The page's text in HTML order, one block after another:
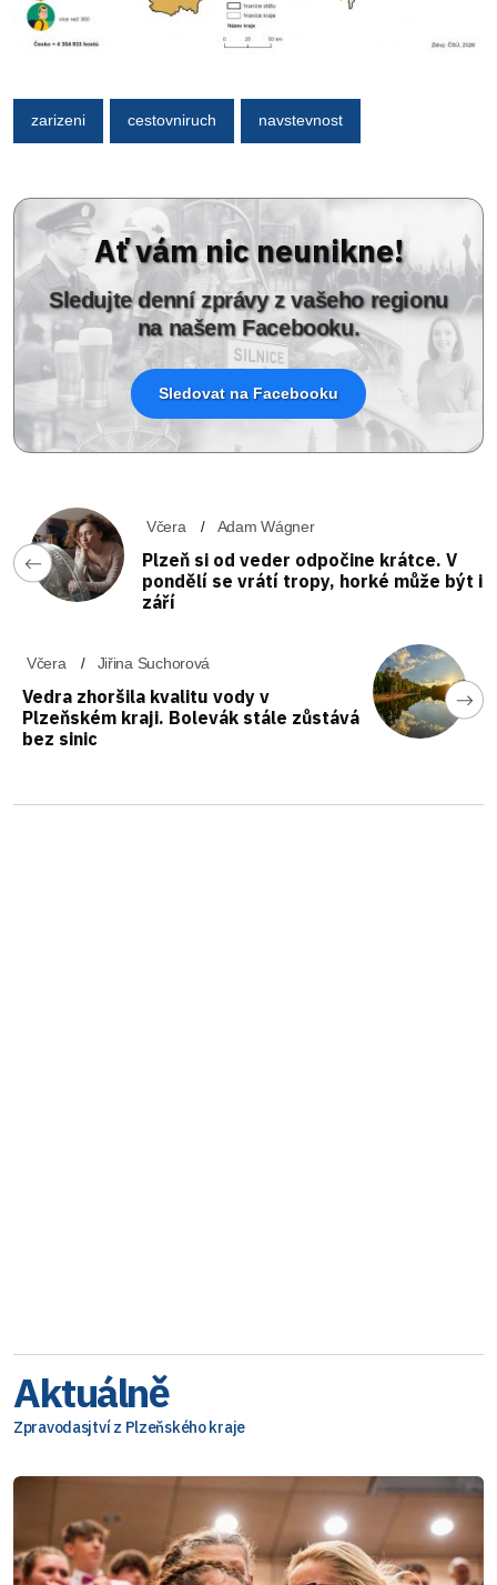
zarizeni cestovniruch navstevnost
Ať vám nic neunikne!
Sledujte denní zprávy z vašeho regionu
na našem Facebooku.
Sledovat na Facebooku
Včera Adam Wágner
Plzeň si od veder odpočine krátce. V
pondělí se vrátí tropy, horké může být i
září
Včera Jiřina Suchorová
Vedra zhoršila kvalitu vody v
Plzeňském kraji. Bolevák stále zůstává
bez sinic
Aktuálně
Zpravodasjtví z Plzeňského kraje